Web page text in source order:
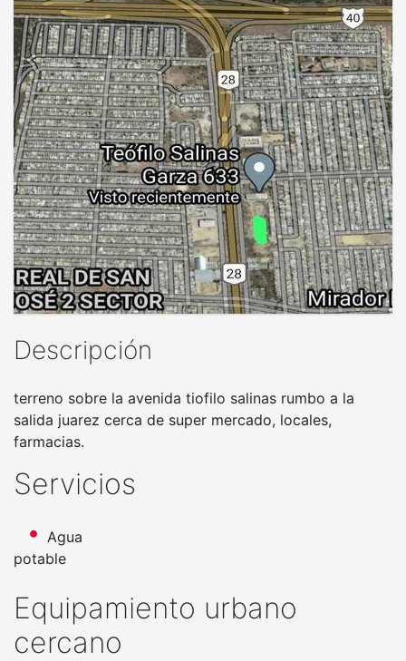
Descripción
terreno sobre la avenida tiofilo salinas rumbo a la
salida juarez cerca de super mercado, locales,
farmacias.
Servicios
Agua
potable
Equipamiento urbano
cercano